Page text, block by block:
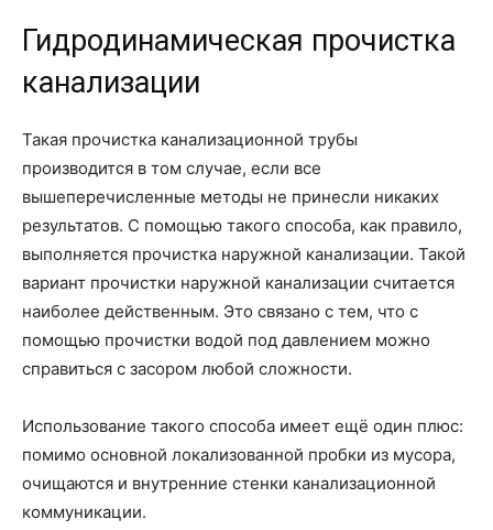
Гидродинамическая прочистка
канализации
Такая прочистка канализационной трубы
производится в том случае, если все
вышеперечисленные методы не принесли никаких
результатов. С помощью такого способа, как правило,
выполняется прочистка наружной канализации. Такой
вариант прочистки наружной канализации считается
наиболее действенным. Это связано с тем, что с
помощью прочистки водой под давлением можно
справиться с засором любой сложности.
Использование такого способа имеет ещё один плюс:
помимо основной локализованной пробки из мусора,
очищаются и внутренние стенки канализационной
коммуникации.